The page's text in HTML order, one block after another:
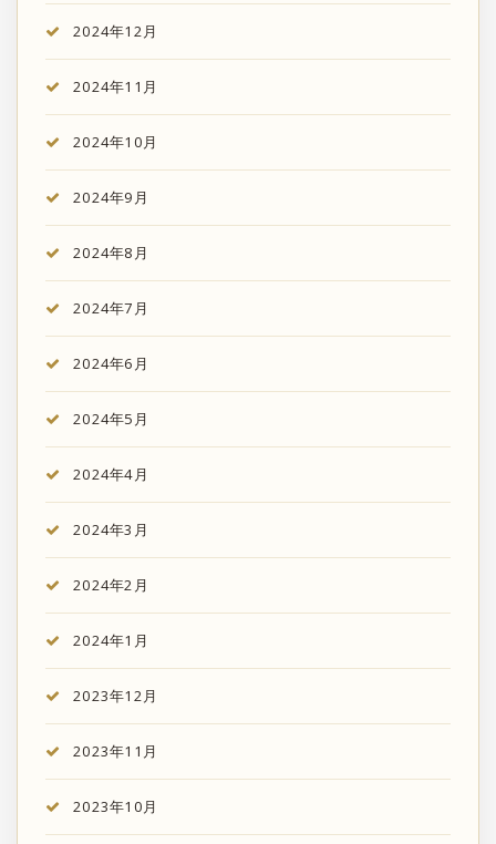
2024年12月
2024年11月
2024年10月
2024年9月
2024年8月
2024年7月
2024年6月
2024年5月
2024年4月
2024年3月
2024年2月
2024年1月
2023年12月
2023年11月
2023年10月